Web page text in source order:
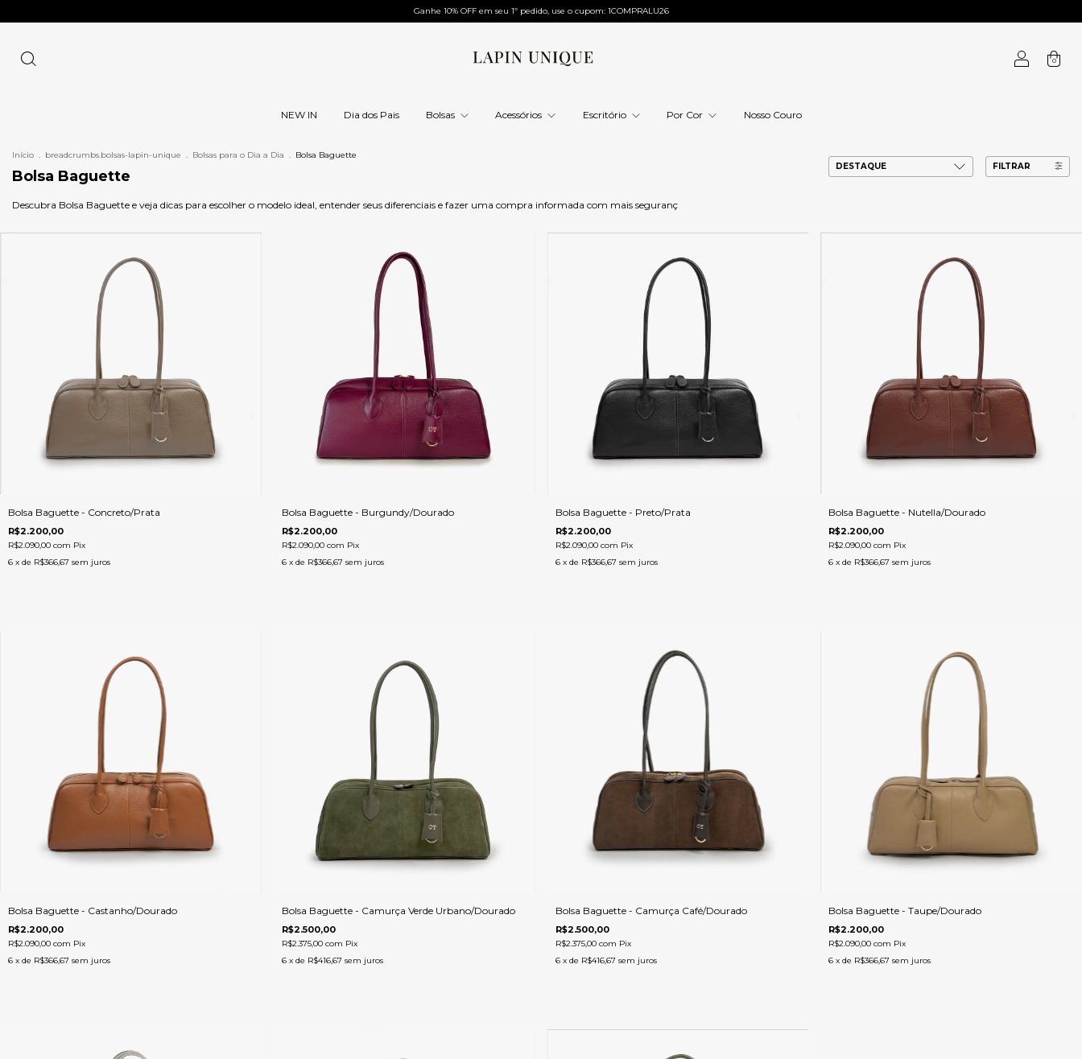
Ganhe 10% OFF em seu 1º pedido, use o cupom: 1COMPRALU26
0
NEW IN Dia dos Pais Bolsas Acessórios Escritório Por Cor Nosso Couro
Início . breadcrumbs.bolsas-lapin-unique . Bolsas para o Dia a Dia . Bolsa Baguette
Bolsa Baguette
FILTRAR
Descubra Bolsa Baguette e veja dicas para escolher o modelo ideal, entender seus diferenciais e fazer uma compra informada com mais seguranç
Bolsa Baguette - Concreto/Prata
R$2.200,00
R$2.090,00 com Pix
6 x de R$366,67 sem juros
Bolsa Baguette - Burgundy/Dourado
R$2.200,00
R$2.090,00 com Pix
6 x de R$366,67 sem juros
Bolsa Baguette - Preto/Prata
R$2.200,00
R$2.090,00 com Pix
6 x de R$366,67 sem juros
Bolsa Baguette - Nutella/Dourado
R$2.200,00
R$2.090,00com Pix
6 x de R$366,67 sem juros
Bolsa Baguette - Castanho/Dourado
R$2.200,00
R$2.090,00 com Pix
6 x de R$366,67 sem juros
Bolsa Baguette - Camurça Verde Urbano/Dourado
R$2.500,00
R$2.375,00 com Pix
6 x de R$416,67 sem juros
Bolsa Baguette - Camurça Café/Dourado
R$2.500,00
R$2.375,00 com Pix
6 x de R$416,67 sem juros
Bolsa Baguette - Taupe/Dourado
R$2.200,00
R$2.090,00com Pix
6 x de R$366,67 sem juros